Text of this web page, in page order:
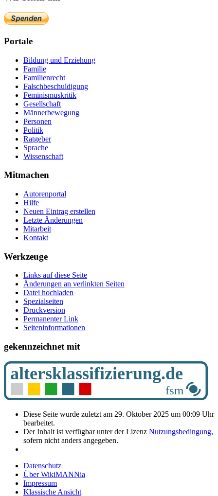
Portale
Bildung und Erziehung
Familie
Familienrecht
Falschbeschuldigung
Feminismuskritik
Gesellschaft
Männerbewegung
Personen
Politik
Ratgeber
Sprache
Wissenschaft
Mitmachen
Autorenportal
Hilfe
Neuen Eintrag erstellen
Letzte Änderungen
Mitarbeit
Kontakt
Werkzeuge
Links auf diese Seite
Änderungen an verlinkten Seiten
Datei hochladen
Spezialseiten
Druckversion
Permanenter Link
Seiten­­informationen
gekennzeichnet mit
Diese Seite wurde zuletzt am 29. Oktober 2025 um 00:09 Uhr
bearbeitet.
Der Inhalt ist verfügbar unter der Lizenz Nutzungsbedingung,
sofern nicht anders angegeben.
Datenschutz
Über WikiMANNia
Impressum
Klassische Ansicht